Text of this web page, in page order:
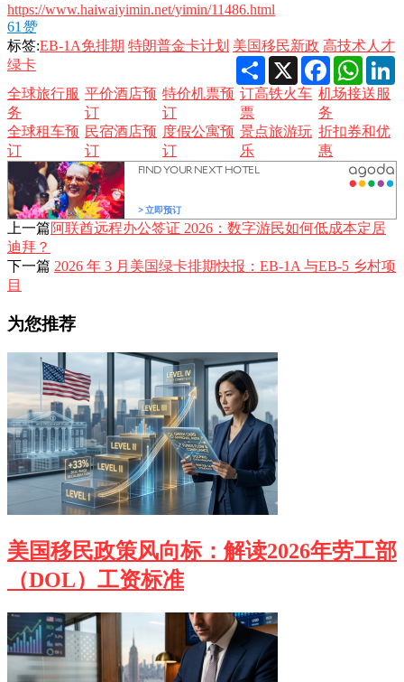
https://www.haiwaiyimin.net/yimin/11486.html
61 赞
标签:EB-1A免排期 特朗普金卡计划 美国移民新政 高技术人才
绿卡
Share X Facebook
全球旅行服
务
平价酒店预
订
特价机票预
订
订高铁火车
票
机场接送服
务
全球租车预
订
民宿酒店预
订
度假公寓预
订
景点旅游玩
乐
折扣券和优
惠
上一篇阿联酋远程办公签证 2026：数字游民如何低成本定居
迪拜？
下一篇 2026 年 3 月美国绿卡排期快报：EB-1A 与EB-5 乡村项
目
为您推荐
美国移民政策风向标：解读2026年劳工部
（DOL）工资标准